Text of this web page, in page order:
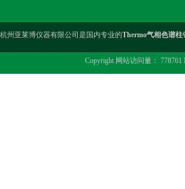
杭州亚莱博仪器有限公司是国内专业的Thermo气相色谱柱
Copyright 网站访问量： 778761